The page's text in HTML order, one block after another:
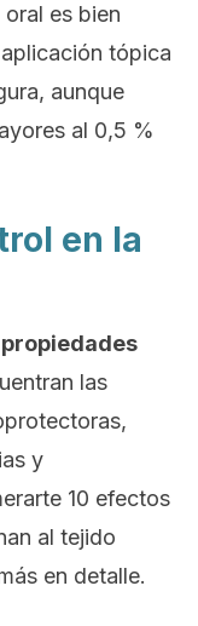
es bien
tópica
aunque
al 0,5 %
en la
las
y
10 efectos
al tejido
en detalle.